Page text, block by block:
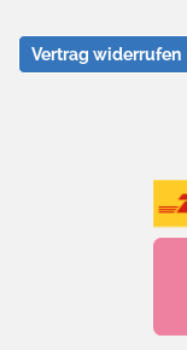
Vertrag widerrufen